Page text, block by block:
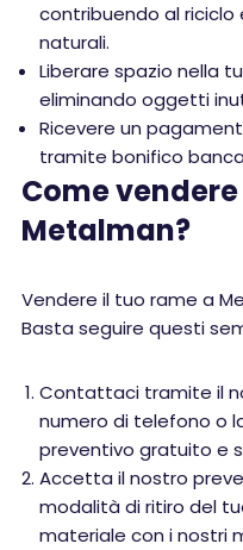
contribuendo al riciclo
naturali.
Liberare spazio nella
eliminando oggetti
Ricevere un
tramite bonifico
Come
Metalman?
Vendere il tuo rame a
Basta seguire questi
Contattaci tramite il
numero di telefono o
preventivo gratuito e
Accetta il nostro
modalità di ritiro del
materiale con i nostri